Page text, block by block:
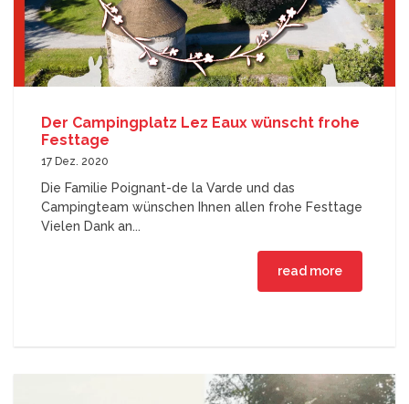
Der Campingplatz Lez Eaux wünscht frohe
Festtage
17 Dez. 2020
Die Familie Poignant-de la Varde und das
Campingteam wünschen Ihnen allen frohe Festtage
Vielen Dank an...
read more